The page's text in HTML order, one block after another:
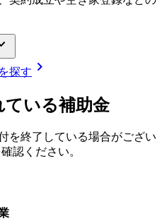
探す chevron_right
ている補助金
を終了している場合がござい
認ください。